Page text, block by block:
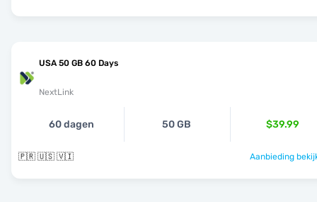
USA 50 GB 60 Days
NextLink
60 dagen 50 GB $39.99
🇵🇷 🇺🇸 🇻🇮 Aanbieding